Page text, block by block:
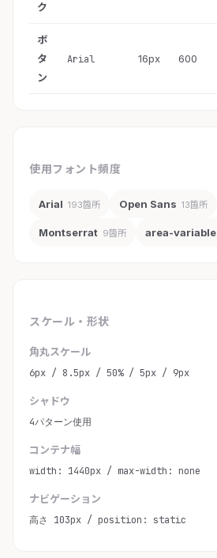
ク
ボ
タ
ン
Arial 16px 600
使用フォント頻度
Arial 193箇所 Open Sans 13箇所
Montserrat 9箇所 area-variable
スケール・形状
角丸スケール
6px / 8.5px / 50% / 5px / 9px
シャドウ
4パターン使用
コンテナ幅
width: 1440px / max-width: none
ナビゲーション
高さ 103px / position: static